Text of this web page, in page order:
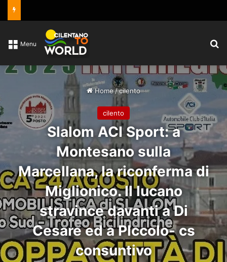
Menu
Home/cilento
cilento
Slalom ACI Sport: a
Montesano sulla
Marcellana, la riconferma di
Miglionico. Il lucano
stravince davanti a Di
Cesare ed a PIccolo- cs
consuntivo